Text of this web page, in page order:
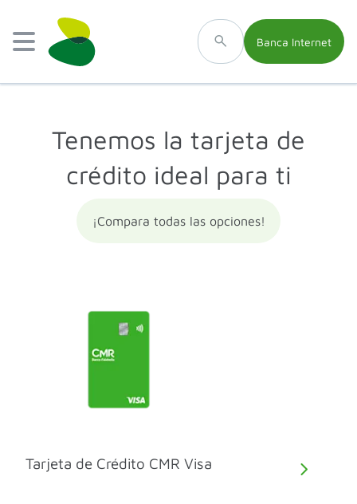
Banca Internet
Tenemos la tarjeta de
crédito ideal para ti
¡Compara todas las opciones!
Tarjeta de Crédito CMR Visa